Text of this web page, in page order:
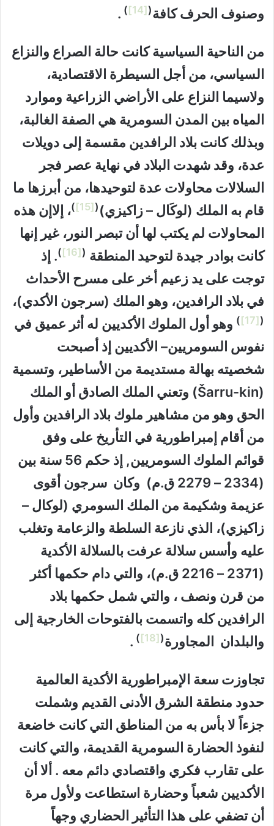
وصنوف الحرف كافة(
[14]
)
.
من الناحية السياسية كانت حالة الصراع والنزاع
السياسي، من أجل السيطرة الاقتصادية،
ولاسيما النزاع على الأراضي الزراعية وموارد
المياه بين المدن السومرية هي الصفة الغالبة،
وبذلك كانت بلاد الرافدين مقسمة إلى دويلات
عدة، وقد شهدت البلاد في نهاية عصر فجر
السلالات محاولات عدة لتوحيدها، من أبرزها ما
قام به الملك (لوكَال – زاكيزي) (
[15]
)، إلاإن هذه
المحاولات لم يكتب لها أن تبصر النور، غير إنها
كانت بوادر جيدة لتوحيد المنطقة (
[16]
). إذ
توجت على يد زعيم أخر على مسرح الأحداث
في بلاد الرافدين، وهو الملك (سرجون الأكدي)،
(
[17]
) وهو أول الملوك الأكديين له أثر عميق في
نفوس السومريين– الأكديين إذ أصبحت
شخصيته بهالة مستديمة من الأساطير، وتسمية
(Šarru-kin) وتعني الملك الصادق أو الملك
الحق وهو من مشاهير ملوك بلاد الرافدين وأول
من أقام إمبراطورية في التأريخ على وفق
قوائم الملوك السومريين, إذ حكم 56 سنة بين
(2334 – 2279 ق.م) وكان سرجون أقوى
عزيمة وشكيمة من الملك السومري (لوكال –
زاكيزي)، الذي نازعة السلطة والزعامة وتغلب
عليه وأسس سلالة عرفت بالسلالة الأكدية
(2371 – 2216 ق.م)، والتي دام حكمها أكثر
من قرن ونصف ، والتي شمل حكمها بلاد
الرافدين كله واتسمت بالفتوحات الخارجية إلى
والبلدان المجاورة(
[18]
)
.
تجاوزت سعة الإمبراطورية الأكدية العالمية
حدود منطقة الشرق الأدنى القديم وشملت
جزءاً لا بأس به من المناطق التي كانت خاضعة
لنفوذ الحضارة السومرية القديمة، والتي كانت
على تقارب فكري واقتصادي دائم معه . ألا أن
الأكديين شعباً وحضارة استطاعت ولأول مرة
أن تضفي على هذا التأثير الحضاري وجهاً